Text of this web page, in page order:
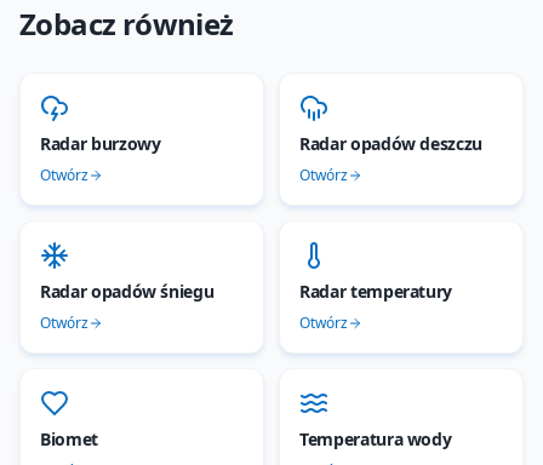
Zobacz również
Radar burzowy
Otwórz
Radar opadów deszczu
Otwórz
Radar opadów śniegu
Otwórz
Radar temperatury
Otwórz
Biomet Temperatura wody